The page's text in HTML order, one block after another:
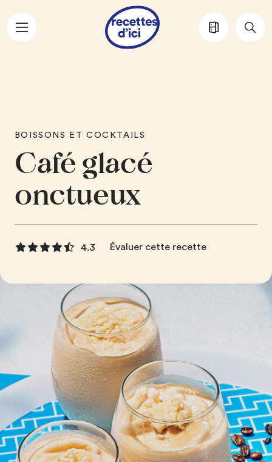
Aller au contenu principal
BOISSONS ET COCKTAILS
Café glacé
onctueux
4.3 Évaluer cette recette